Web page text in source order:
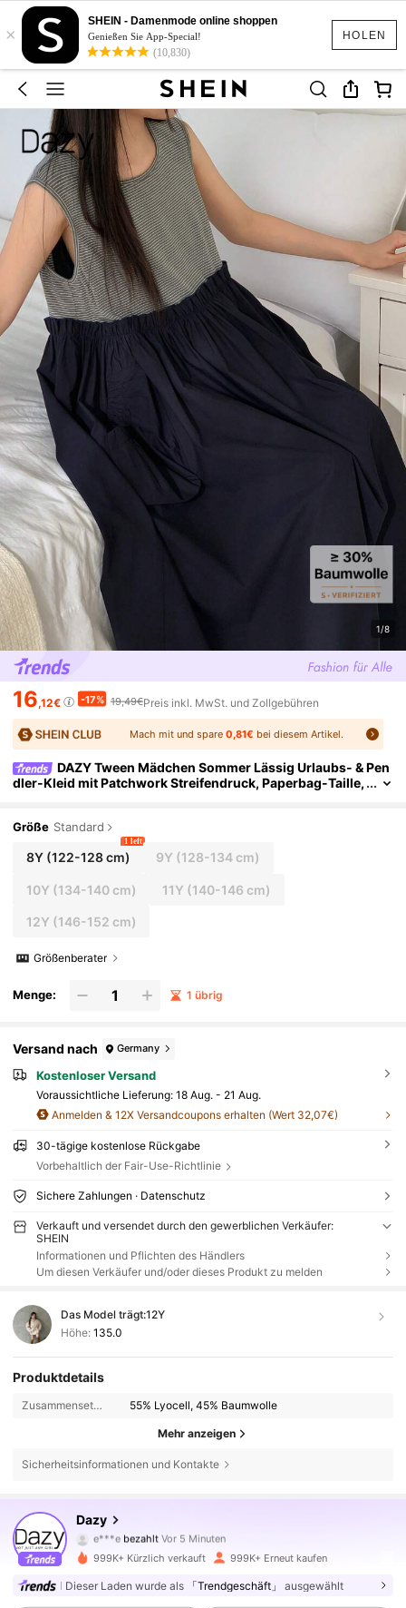
HOLEN
×
SHEIN - Damenmode online shoppen
Genießen Sie App-Special!
(10,830)
1/8
16,12€ -17% 19,49€Preis inkl. MwSt. und Zollgebühren
Mach mit und spare 0,81€ bei diesem Artikel.
DAZY Tween Mädchen Sommer Lässig Urlaubs- & Pen
dler-Kleid mit Patchwork Streifendruck, Paperbag-Taille,
Größe Standard
8Y(122-128 cm)
1 left
9Y (128-134 cm)
10Y (134-140 cm) 11Y (140-146 cm)
12Y (146-152 cm)
Größenberater
Menge: 1 übrig
Versand nach Germany
Kostenloser Versand
Voraussichtliche Lieferung: 18 Aug. - 21 Aug.
Anmelden & 12X Versandcoupons erhalten (Wert 32,07€)
30-tägige kostenlose Rückgabe
Vorbehaltlich der Fair-Use-Richtlinie
Sichere Zahlungen · Datenschutz
Verkauft und versendet durch den gewerblichen Verkäufer:
SHEIN
Informationen und Pflichten des Händlers
Um diesen Verkäufer und/oder dieses Produkt zu melden
Das Model trägt:12Y
Höhe: 135.0
Produktdetails
Zusammensetzung: 55% Lyocell, 45% Baumwolle
Mehr anzeigen
Sicherheitsinformationen und Kontakte
Dazy
4,86
e***ebezahlt Vor 5 Minuten
g***4
ist Vor 10 Minuten gefolgt
4,86 6.6M Follower
999K+ Kürzlich verkauft 999K+ Erneut kaufen
Dieser Laden wurde als 「Trendgeschäft」 ausgewählt